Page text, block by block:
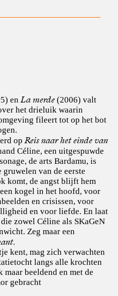
enLa merde (2006) valt
het drieluik waarin
fileert tot op het bot
opReis naar het einde van
Céline, een uitgespuwde
de arts Bardamu, is
van de eerste
komt, de angst blijft hem
kogel in het hoofd, voor
en crisissen, voor
en voor liefde. En laat
zowel Céline als SKaGeN
Zeg maar een
.
kent, mag zich verwachten
langs alle krochten
beeldend en met de
gebracht